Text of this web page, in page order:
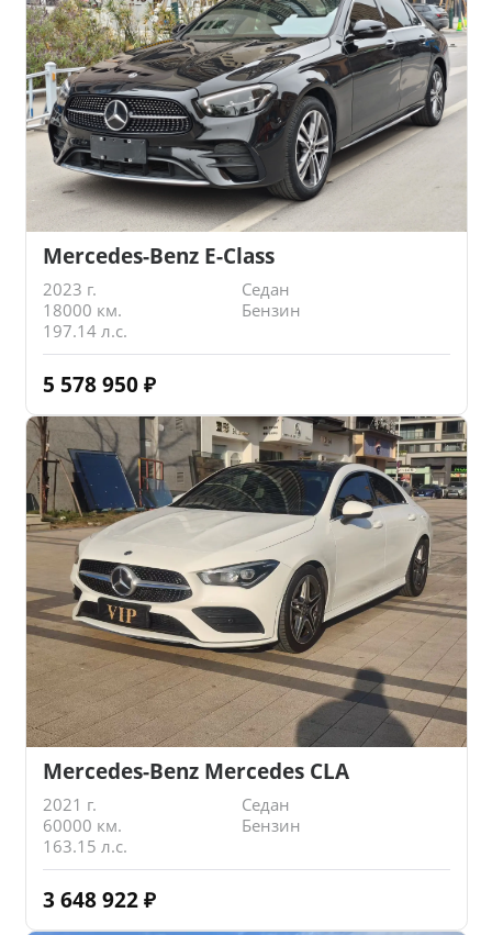
Mercedes-Benz E-Class
2023 г.
Седан
18000 км.
Бензин
197.14 л.с.
5 578 950 ₽
Mercedes-Benz Mercedes CLA
2021 г.
Седан
60000 км.
Бензин
163.15 л.с.
3 648 922 ₽